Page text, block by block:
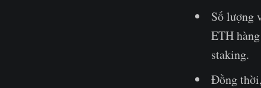
Số lượng
ETH
staking.
Đồng